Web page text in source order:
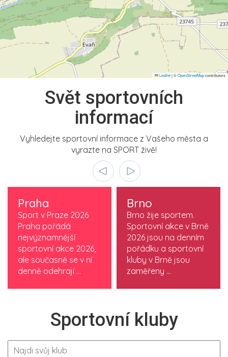
Leaflet|©OpenStreetMapcontributors
Svět sportovních
informací
Vyhledejte sportovní informace z Vašeho města a
vyrazte na SPORT živě!
Praha
Sport v Praze 2026
Praha pořádá
nejvýznamnější
sportovní akce 2026,
ale současně se v ní
denně odehrají ...
Brno
Brno žije sportem.
Sportovní akce v Brně
2026 jsou na denním
pořádku a sportovní
kluby v Brně jsou
zaměřeny ...
Sportovní kluby